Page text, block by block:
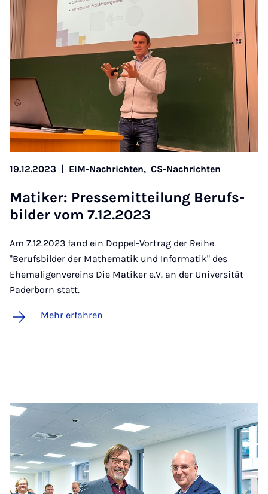
19.12.2023 | EIM-Nachrichten, CS-Nachrichten
Ma­ti­ker: Pres­se­mit­tei­lung Be­rufs­
bil­der vom 7.12.2023
Am 7.12.2023 fand ein Doppel-Vortrag der Reihe
"Berufsbilder der Mathematik und Informatik" des
Ehemaligenvereins Die Matiker e.V. an der Universität
Paderborn statt.
Mehr erfahren